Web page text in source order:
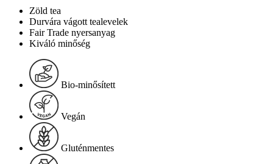
Zöld tea
Durvára vágott tealevelek
Fair Trade nyersanyag
Kiváló minőség
Bio-minősített
Vegán
Gluténmentes